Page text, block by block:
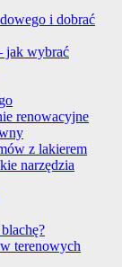
i dobrać
jak wybrać
renowacyjne
z lakierem
narzędzia
terenowych